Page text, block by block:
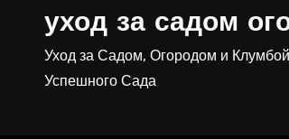
уход за садом
Уход за Садом, Огородом и
Успешного Сада